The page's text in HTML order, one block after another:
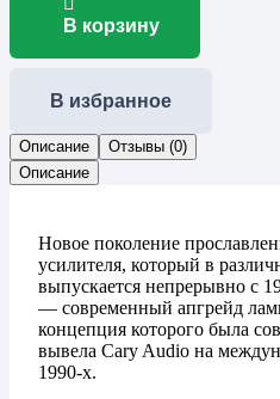
В корзину
В избранное
Описание
Отзывы (0)
Описание
Новое поколение
усилителя, который в
выпускается непрерывно с
— современный апгрейд
концепция которого была
вывела Cary Audio на
1990-х.